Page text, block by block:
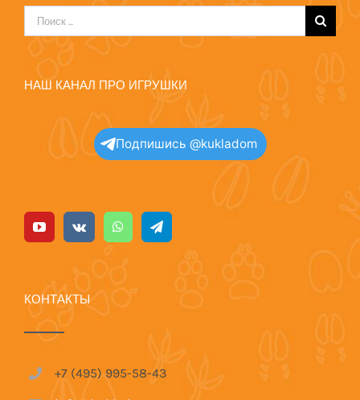
Результат
поиска:
НАШ КАНАЛ ПРО ИГРУШКИ
Подпишись @kukladom
КОНТАКТЫ
+7 (495) 995-58-43